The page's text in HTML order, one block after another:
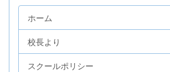
ホーム
校長より
スクールポリシー